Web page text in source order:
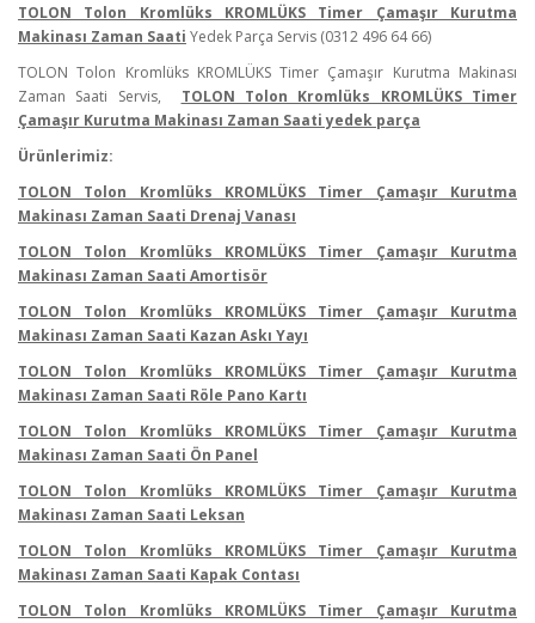
TOLON Tolon Kromlüks KROMLÜKS Timer Çamaşır Kurutma
Makinası Zaman Saati Yedek Parça Servis (0312 496 64 66)
TOLON Tolon Kromlüks KROMLÜKS Timer Çamaşır Kurutma Makinası
Zaman Saati Servis, TOLON Tolon Kromlüks KROMLÜKS Timer
Çamaşır Kurutma Makinası Zaman Saati yedek parça
Ürünlerimiz:
TOLON Tolon Kromlüks KROMLÜKS Timer Çamaşır Kurutma
Makinası Zaman Saati Drenaj Vanası
TOLON Tolon Kromlüks KROMLÜKS Timer Çamaşır Kurutma
Makinası Zaman Saati Amortisör
TOLON Tolon Kromlüks KROMLÜKS Timer Çamaşır Kurutma
Makinası Zaman Saati Kazan Askı Yayı
TOLON Tolon Kromlüks KROMLÜKS Timer Çamaşır Kurutma
Makinası Zaman Saati Röle Pano Kartı
TOLON Tolon Kromlüks KROMLÜKS Timer Çamaşır Kurutma
Makinası Zaman Saati Ön Panel
TOLON Tolon Kromlüks KROMLÜKS Timer Çamaşır Kurutma
Makinası Zaman Saati Leksan
TOLON Tolon Kromlüks KROMLÜKS Timer Çamaşır Kurutma
Makinası Zaman Saati Kapak Contası
TOLON Tolon Kromlüks KROMLÜKS Timer Çamaşır Kurutma